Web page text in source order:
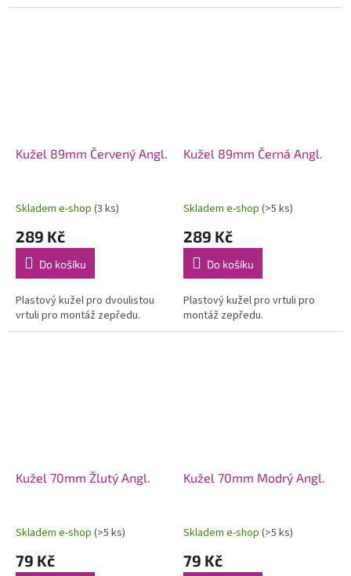
Kužel 89mm Červený Angl.
Skladem e-shop (3 ks)
289 Kč
Do košíku
Plastový kužel pro dvoulistou
vrtuli pro montáž zepředu.
Kužel 89mm Černá Angl.
Skladem e-shop (>5 ks)
289 Kč
Do košíku
Plastový kužel pro vrtuli pro
montáž zepředu.
Kužel 70mm Žlutý Angl.
Skladem e-shop (>5 ks)
79 Kč
Kužel 70mm Modrý Angl.
Skladem e-shop (>5 ks)
79 Kč